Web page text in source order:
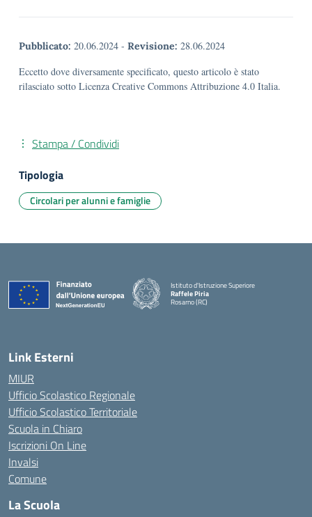
Pubblicato: 20.06.2024 - Revisione: 28.06.2024
Eccetto dove diversamente specificato, questo articolo è stato
rilasciato sotto Licenza Creative Commons Attribuzione 4.0 Italia.
Stampa / Condividi
Tipologia
Circolari per alunni e famiglie
Istituto d'Istruzione Superiore
Raffele Piria
Rosarno (RC)
Link Esterni
MIUR
Ufficio Scolastico Regionale
Ufficio Scolastico Territoriale
Scuola in Chiaro
Iscrizioni On Line
Invalsi
Comune
La Scuola